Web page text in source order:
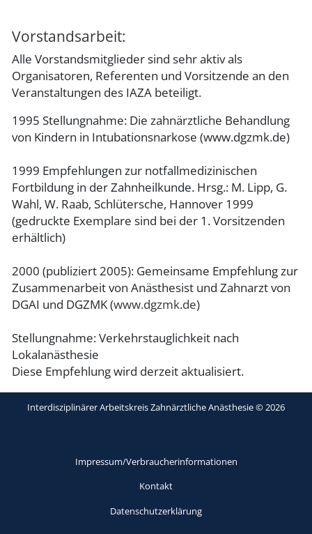
Vorstandsarbeit:
Alle Vorstandsmitglieder sind sehr aktiv als
Organisatoren, Referenten und Vorsitzende an den
Veranstaltungen des IAZA beteiligt.
1995 Stellungnahme: Die zahnärztliche Behandlung
von Kindern in Intubationsnarkose (www.dgzmk.de)
1999 Empfehlungen zur notfallmedizinischen
Fortbildung in der Zahnheilkunde. Hrsg.: M. Lipp, G.
Wahl, W. Raab, Schlütersche, Hannover 1999
(gedruckte Exemplare sind bei der 1. Vorsitzenden
erhältlich)
2000 (publiziert 2005): Gemeinsame Empfehlung zur
Zusammenarbeit von Anästhesist und Zahnarzt von
DGAI und DGZMK (www.dgzmk.de)
Stellungnahme: Verkehrstauglichkeit nach
Lokalanästhesie
Diese Empfehlung wird derzeit aktualisiert.
Interdisziplinärer Arbeitskreis Zahnärztliche Anästhesie © 2026
Impressum/Verbraucherinformationen
Kontakt
Datenschutzerklärung